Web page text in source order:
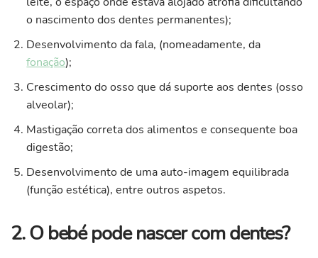
o nascimento dos dentes permanentes);
Desenvolvimento da fala, (nomeadamente, da
fonação);
Crescimento do osso que dá suporte aos dentes (osso
alveolar);
Mastigação correta dos alimentos e consequente boa
digestão;
Desenvolvimento de uma auto-imagem equilibrada
(função estética), entre outros aspetos.
2. O bebé pode nascer com dentes?